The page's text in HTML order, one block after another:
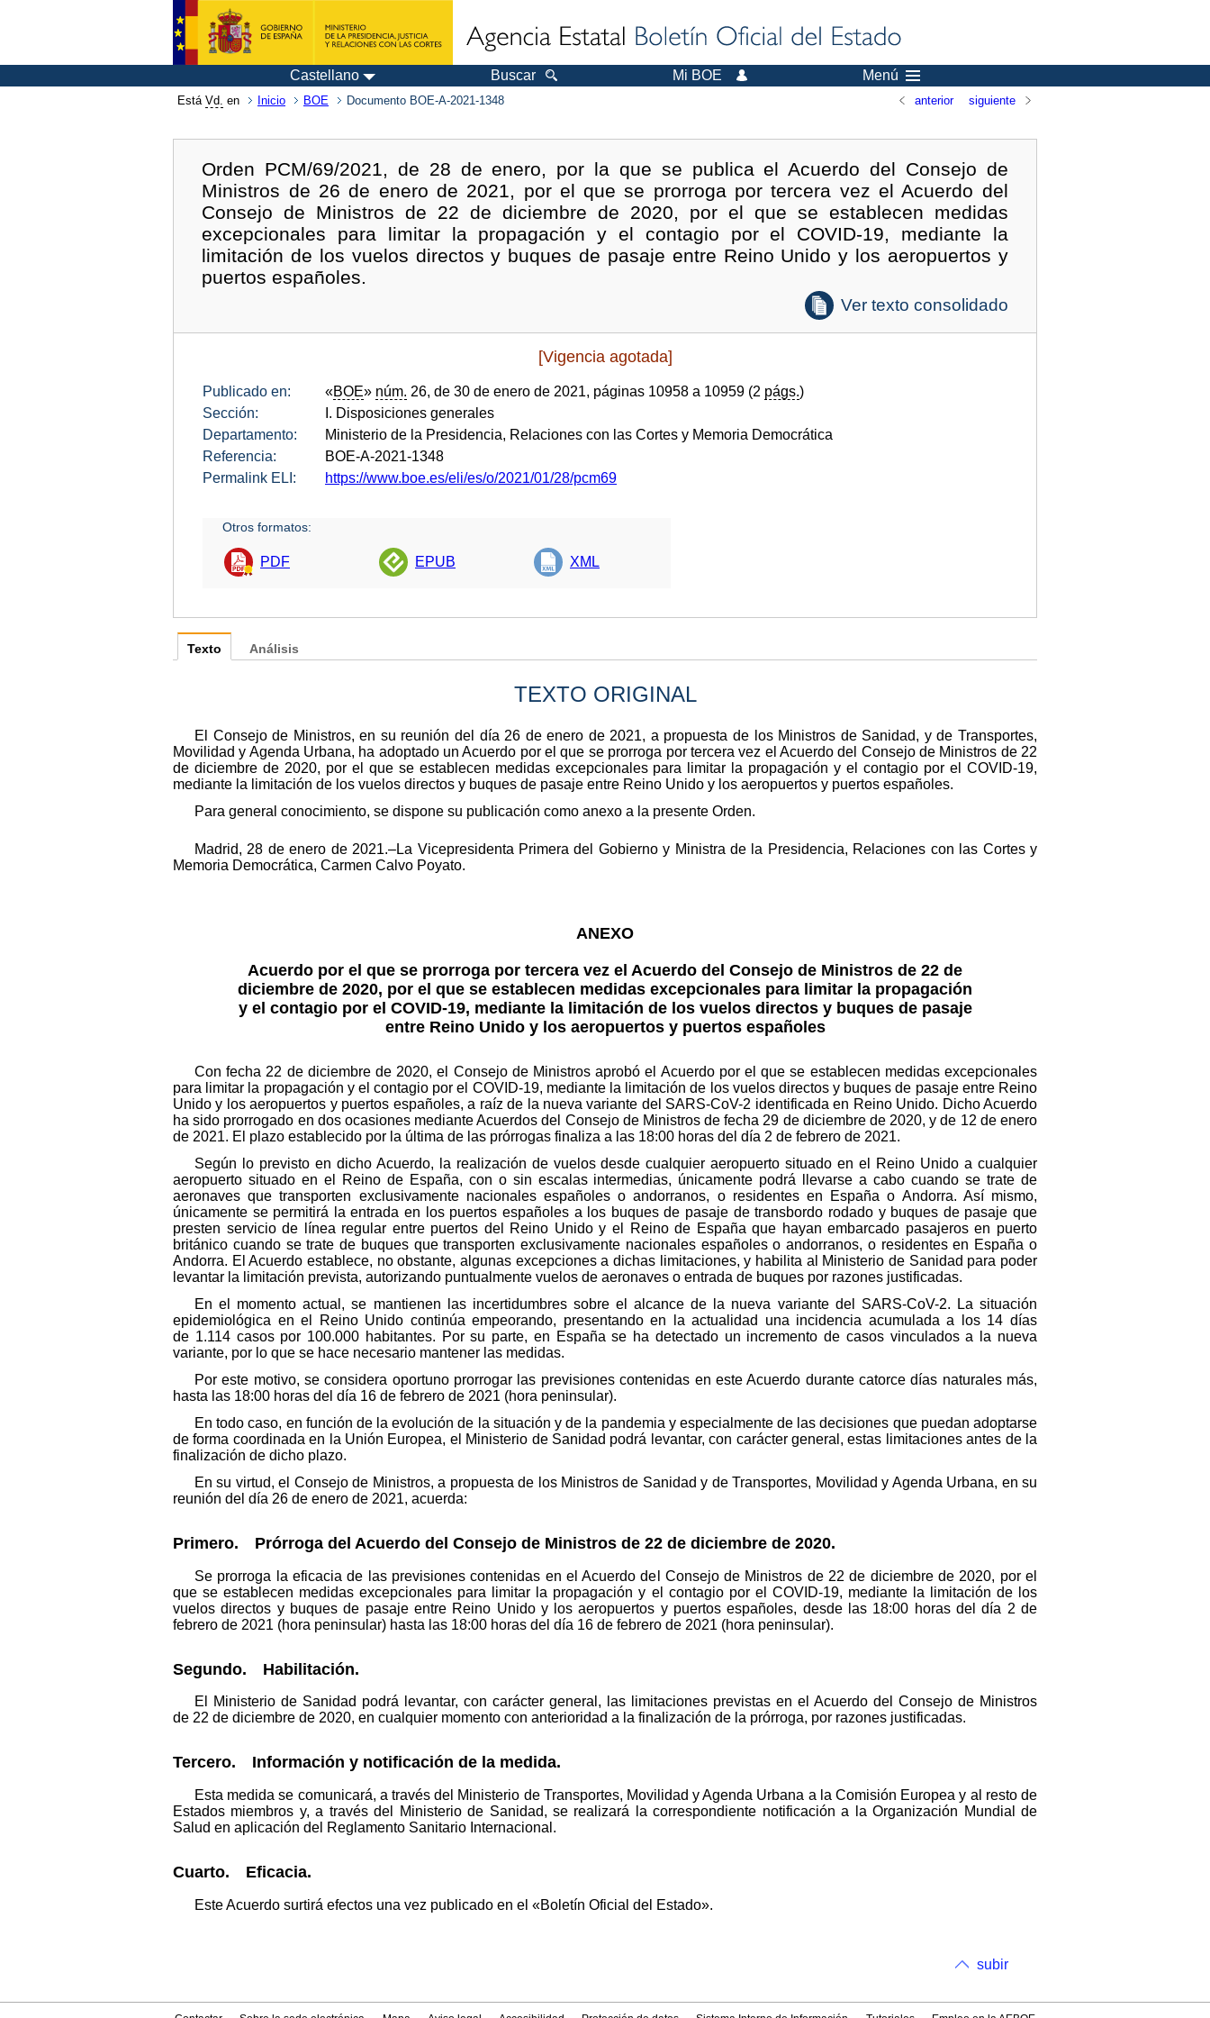
Castellano Buscar Mi BOE Menú
Está Vd. en Inicio BOE Documento BOE-A-2021-1348 anterior siguiente
Orden PCM/69/2021, de 28 de enero, por la que se publica el Acuerdo del Consejo de
Ministros de 26 de enero de 2021, por el que se prorroga por tercera vez el Acuerdo del
Consejo de Ministros de 22 de diciembre de 2020, por el que se establecen medidas
excepcionales para limitar la propagación y el contagio por el COVID-19, mediante la
limitación de los vuelos directos y buques de pasaje entre Reino Unido y los aeropuertos y
puertos españoles.
Ver texto consolidado
[Vigencia agotada]
Publicado en: «BOE» núm. 26, de 30 de enero de 2021, páginas 10958 a 10959 (2 págs.)
Sección:
I. Disposiciones generales
Departamento:
Ministerio de la Presidencia, Relaciones con las Cortes y Memoria Democrática
Referencia:
BOE-A-2021-1348
Permalink ELI:
https://www.boe.es/eli/es/o/2021/01/28/pcm69
Otros formatos:
PDF EPUB XML
Texto
TEXTO ORIGINAL
El Consejo de Ministros, en su reunión del día 26 de enero de 2021, a propuesta de los Ministros de Sanidad, y de Transportes,
Movilidad y Agenda Urbana, ha adoptado un Acuerdo por el que se prorroga por tercera vez el Acuerdo del Consejo de Ministros de 22
de diciembre de 2020, por el que se establecen medidas excepcionales para limitar la propagación y el contagio por el COVID-19,
mediante la limitación de los vuelos directos y buques de pasaje entre Reino Unido y los aeropuertos y puertos españoles.
Para general conocimiento, se dispone su publicación como anexo a la presente Orden.
Madrid, 28 de enero de 2021.–La Vicepresidenta Primera del Gobierno y Ministra de la Presidencia, Relaciones con las Cortes y
Memoria Democrática, Carmen Calvo Poyato.
ANEXO
Acuerdo por el que se prorroga por tercera vez el Acuerdo del Consejo de Ministros de 22 de
diciembre de 2020, por el que se establecen medidas excepcionales para limitar la propagación
y el contagio por el COVID-19, mediante la limitación de los vuelos directos y buques de pasaje
entre Reino Unido y los aeropuertos y puertos españoles
Con fecha 22 de diciembre de 2020, el Consejo de Ministros aprobó el Acuerdo por el que se establecen medidas excepcionales
para limitar la propagación y el contagio por el COVID-19, mediante la limitación de los vuelos directos y buques de pasaje entre Reino
Unido y los aeropuertos y puertos españoles, a raíz de la nueva variante del SARS-CoV-2 identificada en Reino Unido. Dicho Acuerdo
ha sido prorrogado en dos ocasiones mediante Acuerdos del Consejo de Ministros de fecha 29 de diciembre de 2020, y de 12 de enero
de 2021. El plazo establecido por la última de las prórrogas finaliza a las 18:00 horas del día 2 de febrero de 2021.
Según lo previsto en dicho Acuerdo, la realización de vuelos desde cualquier aeropuerto situado en el Reino Unido a cualquier
aeropuerto situado en el Reino de España, con o sin escalas intermedias, únicamente podrá llevarse a cabo cuando se trate de
aeronaves que transporten exclusivamente nacionales españoles o andorranos, o residentes en España o Andorra. Así mismo,
únicamente se permitirá la entrada en los puertos españoles a los buques de pasaje de transbordo rodado y buques de pasaje que
presten servicio de línea regular entre puertos del Reino Unido y el Reino de España que hayan embarcado pasajeros en puerto
británico cuando se trate de buques que transporten exclusivamente nacionales españoles o andorranos, o residentes en España o
Andorra. El Acuerdo establece, no obstante, algunas excepciones a dichas limitaciones, y habilita al Ministerio de Sanidad para poder
levantar la limitación prevista, autorizando puntualmente vuelos de aeronaves o entrada de buques por razones justificadas.
En el momento actual, se mantienen las incertidumbres sobre el alcance de la nueva variante del SARS-CoV-2. La situación
epidemiológica en el Reino Unido continúa empeorando, presentando en la actualidad una incidencia acumulada a los 14 días
de 1.114 casos por 100.000 habitantes. Por su parte, en España se ha detectado un incremento de casos vinculados a la nueva
variante, por lo que se hace necesario mantener las medidas.
Por este motivo, se considera oportuno prorrogar las previsiones contenidas en este Acuerdo durante catorce días naturales más,
hasta las 18:00 horas del día 16 de febrero de 2021 (hora peninsular).
En todo caso, en función de la evolución de la situación y de la pandemia y especialmente de las decisiones que puedan adoptarse
de forma coordinada en la Unión Europea, el Ministerio de Sanidad podrá levantar, con carácter general, estas limitaciones antes de la
finalización de dicho plazo.
En su virtud, el Consejo de Ministros, a propuesta de los Ministros de Sanidad y de Transportes, Movilidad y Agenda Urbana, en su
reunión del día 26 de enero de 2021, acuerda:
Primero. Prórroga del Acuerdo del Consejo de Ministros de 22 de diciembre de 2020.
Se prorroga la eficacia de las previsiones contenidas en el Acuerdo del Consejo de Ministros de 22 de diciembre de 2020, por el
que se establecen medidas excepcionales para limitar la propagación y el contagio por el COVID-19, mediante la limitación de los
vuelos directos y buques de pasaje entre Reino Unido y los aeropuertos y puertos españoles, desde las 18:00 horas del día 2 de
febrero de 2021 (hora peninsular) hasta las 18:00 horas del día 16 de febrero de 2021 (hora peninsular).
Segundo. Habilitación.
El Ministerio de Sanidad podrá levantar, con carácter general, las limitaciones previstas en el Acuerdo del Consejo de Ministros
de 22 de diciembre de 2020, en cualquier momento con anterioridad a la finalización de la prórroga, por razones justificadas.
Tercero. Información y notificación de la medida.
Esta medida se comunicará, a través del Ministerio de Transportes, Movilidad y Agenda Urbana a la Comisión Europea y al resto de
Estados miembros y, a través del Ministerio de Sanidad, se realizará la correspondiente notificación a la Organización Mundial de
Salud en aplicación del Reglamento Sanitario Internacional.
Cuarto. Eficacia.
Este Acuerdo surtirá efectos una vez publicado en el «Boletín Oficial del Estado».
Análisis
subir